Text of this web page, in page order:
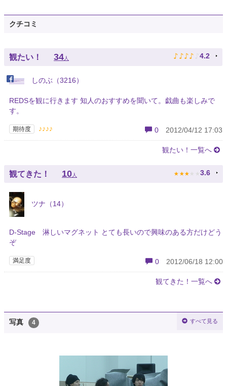
クチコミ
観たい！ 34人 ♪ ♪ ♪ ♪ ♪ 4.2
しのぶ（3216）
REDSを観に行きます 知人のおすすめを聞いて。戯曲も楽しみで
す。
期待度 ♪♪♪♪ 0 2012/04/12 17:03
観たい！一覧へ
観てきた！ 10 人 ★ ★ ★ ★ ★ 3.6
ツナ（14）
D-Stage 淋しいマグネット とても長いので興味のある方だけどう
ぞ
満足度 0 2012/06/18 12:00
観てきた！一覧へ
写真 4 すべて見る